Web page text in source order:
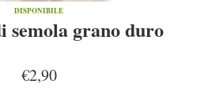
DISPONIBILE
semola grano duro
€2,90